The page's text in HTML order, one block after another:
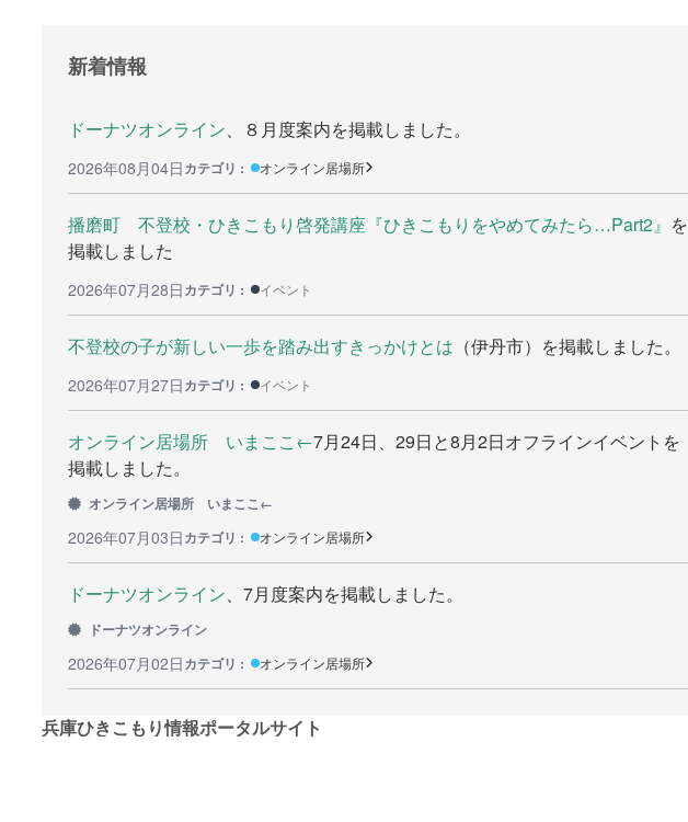
リンク集
新着情報
ドーナツオンライン、８月度案内を掲載しました。
2026年08月04日カテゴリ : オンライン居場所
播磨町 不登校・ひきこもり啓発講座『ひきこもりをやめてみたら…Part2』 を
掲載しました
2026年07月28日カテゴリ : イベント
不登校の子が新しい一歩を踏み出すきっかけとは （伊丹市）を掲載しました。
2026年07月27日カテゴリ : イベント
オンライン居場所 いまここ←7月24日、29日と8月2日オフラインイベントを
掲載しました。
オンライン居場所 いまここ←
2026年07月03日カテゴリ : オンライン居場所
ドーナツオンライン、7月度案内を掲載しました。
ドーナツオンライン
2026年07月02日カテゴリ : オンライン居場所
兵庫ひきこもり情報ポータルサイト